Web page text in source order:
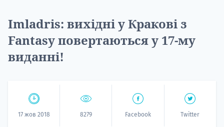
Imladris: вихідні у Кракові з
Fantasy повертаються у 17-му
виданні!
17 жов 2018 8279 Facebook Twitter